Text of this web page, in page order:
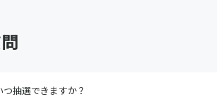
抽選できますか？